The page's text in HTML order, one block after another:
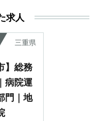
が
求人
三重県
】総務
病院運
門｜地